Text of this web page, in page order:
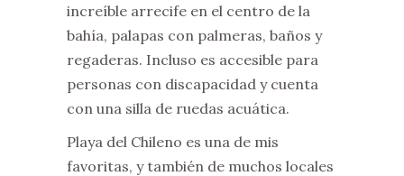
increíble arrecife en el centro de la
bahía, palapas con palmeras, baños y
regaderas. Incluso es accesible para
personas con discapacidad y cuenta
con una silla de ruedas acuática.
Playa del Chileno es una de mis
favoritas, y también de muchos locales